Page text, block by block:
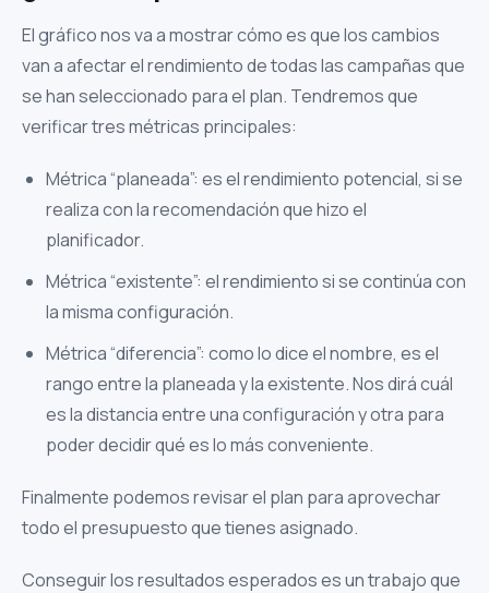
El gráfico nos va a mostrar cómo es que los cambios
van a afectar el rendimiento de todas las campañas que
se han seleccionado para el plan. Tendremos que
verificar tres métricas principales:
Métrica “planeada”: es el rendimiento potencial, si se
realiza con la recomendación que hizo el
planificador.
Métrica “existente”: el rendimiento si se continúa con
la misma configuración.
Métrica “diferencia”: como lo dice el nombre, es el
rango entre la planeada y la existente. Nos dirá cuál
es la distancia entre una configuración y otra para
poder decidir qué es lo más conveniente.
Finalmente podemos revisar el plan para aprovechar
todo el presupuesto que tienes asignado.
Conseguir los resultados esperados es un trabajo que